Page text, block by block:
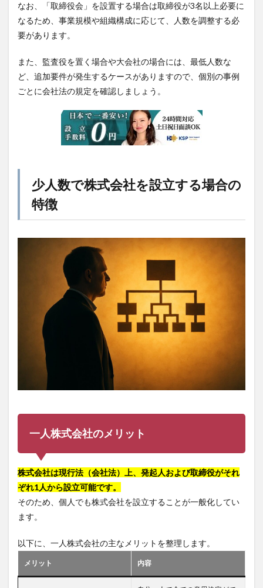
なお、「取締役会」を設置する場合は取締役が3名以上必要に
なるため、事業規模や組織構成に応じて、人数を調整する必
要があります。
また、監査役を置く場合や大会社の場合には、最低人数な
ど、追加要件が発生するケースがありますので、個別の事例
ごとに会社法の規定を確認しましょう。
少人数で株式会社を設立する場合の
特徴
一人株式会社のメリット
株式会社は現行法（会社法）上、発起人および取締役がそれ
ぞれ1人から設立可能です。
そのため、個人でも株式会社を設立することが一般化してい
ます。
以下に、一人株式会社の主なメリットを整理します。
メリット 内容